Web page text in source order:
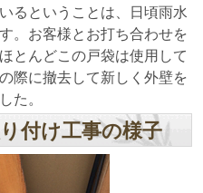
るということは、日頃雨水
。お客様とお打ち合わせを
とんどこの戸袋は使用して
際に撤去して新しく外壁を
た。
付け工事の様子